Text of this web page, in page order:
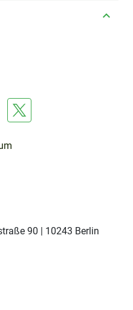
90 | 10243 Berlin